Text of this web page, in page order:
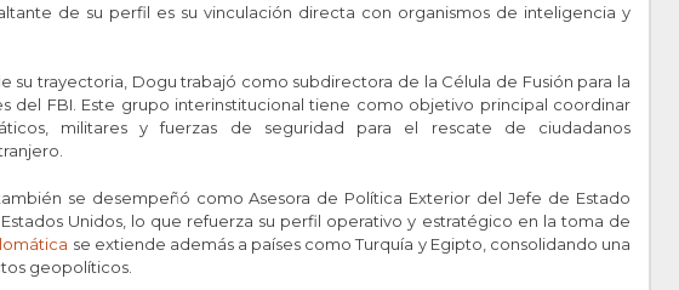
de su perfil es su vinculación directa con organismos de inteligencia y
su trayectoria, Dogu trabajó como subdirectora de la Célula de Fusión para la
del FBI. Este grupo interinstitucional tiene como objetivo principal coordinar
militares y fuerzas de seguridad para el rescate de ciudadanos
se desempeñó como Asesora de Política Exterior del Jefe de Estado
Unidos, lo que refuerza su perfil operativo y estratégico en la toma de
se extiende además a países como Turquía y Egipto, consolidando una
geopolíticos.